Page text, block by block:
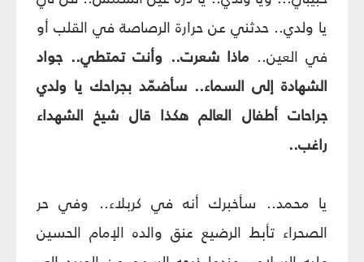
يا ولدي.. حدثني عن حرارة الرصاصة في القلب أو
في العين.. ماذا شعرت.. وأنت تمتطي.. جواد
الشهادة إلى السماء.. سأضمّد بجراحك يا ولدي
جراحات أطفال العالم هكذا قال شيخ الشهداء
راغب..
يا محمد.. سأخبرك أنه في كربلاء.. وفي حر
الصحراء تأبط الرضيع عنق والده الإمام الحسين